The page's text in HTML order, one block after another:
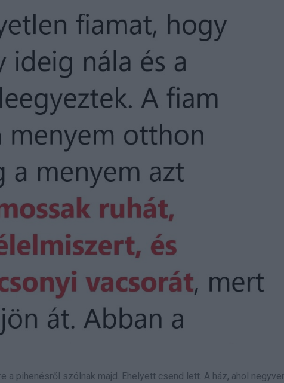
a pihenésről szólnak majd. Ehelyett csend lett. A ház, ahol